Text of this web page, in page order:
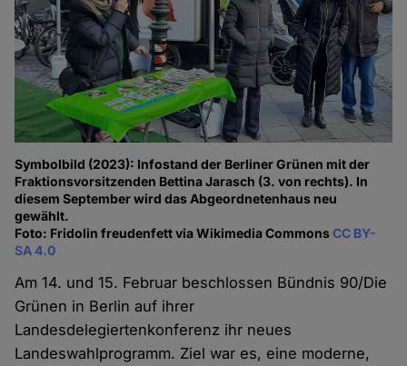
Symbolbild (2023): Infostand der Berliner Grünen mit der
Fraktionsvorsitzenden Bettina Jarasch (3. von rechts). In
diesem September wird das Abgeordnetenhaus neu
gewählt.
Foto: Fridolin freudenfett via Wikimedia CommonsCC BY-
SA 4.0
Am 14. und 15. Februar beschlossen Bündnis 90/Die
Grünen in Berlin auf ihrer
Landesdelegiertenkonferenz ihr neues
Landeswahlprogramm. Ziel war es, eine moderne,